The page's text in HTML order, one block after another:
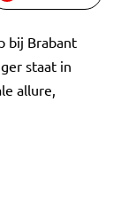
bij Brabant
staat in
allure,